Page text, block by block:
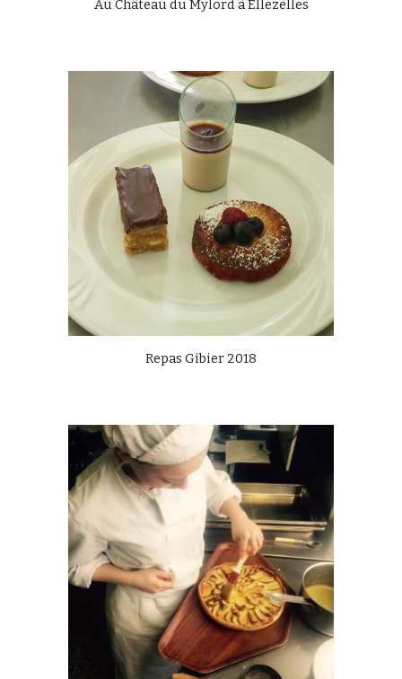
Au Château du Mylord à Ellezelles
Repas Gibier 2018